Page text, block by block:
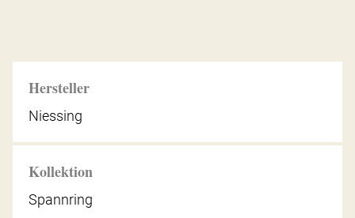
Hersteller
Niessing
Kollektion
Spannring